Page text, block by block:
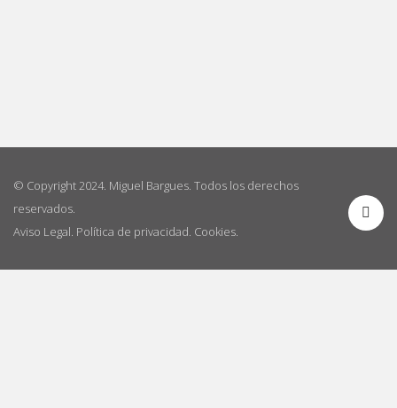
© Copyright 2024. Miguel Bargues. Todos los derechos
reservados.
Aviso Legal. Política de privacidad. Cookies.